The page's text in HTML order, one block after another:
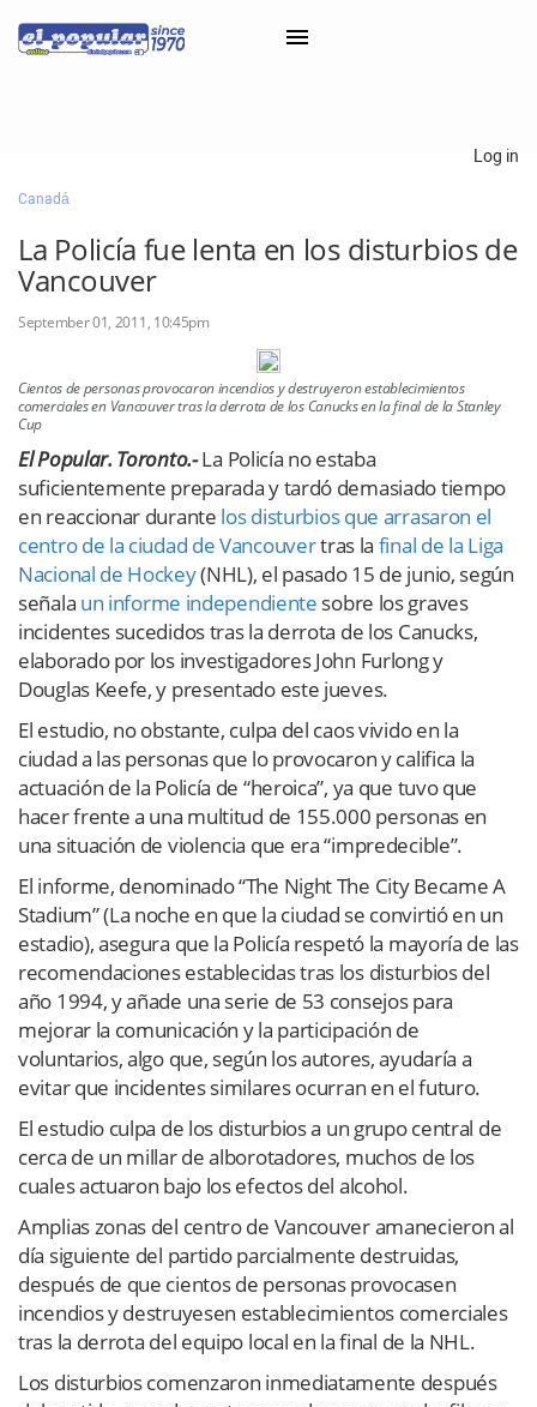
Classifieds
Categorías
×
Log in
Canadá
La Policía fue lenta en los disturbios de
Vancouver
September 01, 2011, 10:45pm
Cientos de personas provocaron incendios y destruyeron establecimientos
comerciales en Vancouver tras la derrota de los Canucks en la final de la Stanley
Cup
El Popular. Toronto.-La Policía no estaba
suficientemente preparada y tardó demasiado tiempo
en reaccionar durante los disturbios que arrasaron el
centro de la ciudad de Vancouvertras la final de la Liga
Nacional de Hockey(NHL), el pasado 15 de junio, según
señala un informe independiente sobre los graves
incidentes sucedidos tras la derrota de los Canucks,
elaborado por los investigadores John Furlong y
Douglas Keefe, y presentado este jueves.
El estudio, no obstante, culpa del caos vivido en la
ciudad a las personas que lo provocaron y califica la
actuación de la Policía de “heroica”, ya que tuvo que
hacer frente a una multitud de 155.000 personas en
una situación de violencia que era “impredecible”.
El informe, denominado “The Night The City Became A
Stadium” (La noche en que la ciudad se convirtió en un
estadio), asegura que la Policía respetó la mayoría de las
recomendaciones establecidas tras los disturbios del
año 1994, y añade una serie de 53 consejos para
mejorar la comunicación y la participación de
voluntarios, algo que, según los autores, ayudaría a
evitar que incidentes similares ocurran en el futuro.
El estudio culpa de los disturbios a un grupo central de
cerca de un millar de alborotadores, muchos de los
cuales actuaron bajo los efectos del alcohol.
Amplias zonas del centro de Vancouver amanecieron al
día siguiente del partido parcialmente destruidas,
después de que cientos de personas provocasen
incendios y destruyesen establecimientos comerciales
tras la derrota del equipo local en la final de la NHL.
Los disturbios comenzaron inmediatamente después